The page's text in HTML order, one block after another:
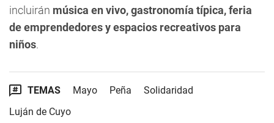
incluirán música en vivo, gastronomía típica, feria
de emprendedores y espacios recreativos para
niños.
TEMAS Mayo Peña
Solidaridad
Luján de Cuyo